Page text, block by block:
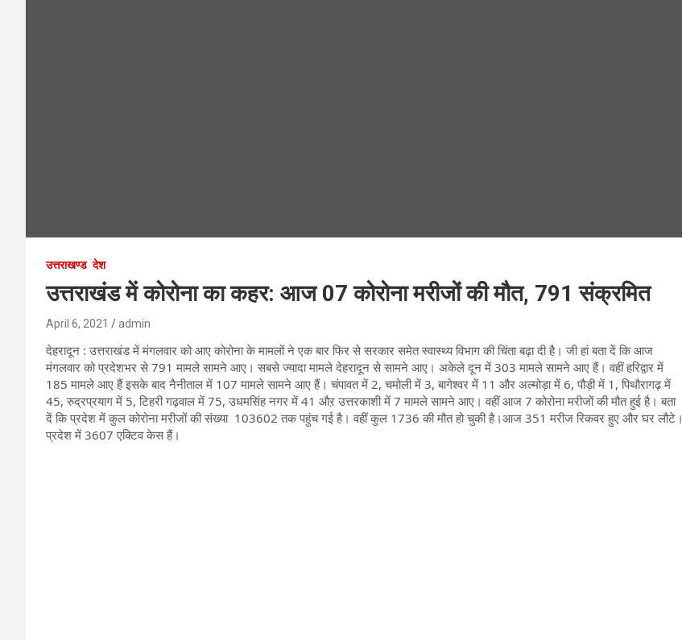
उत्तराखण्ड देश
उत्तराखंड में कोरोना का कहर: आज 07 कोरोना मरीजों की मौत, 791 संक्रमित
April 6, 2021 admin
देहरादून : उत्तराखंड में मंगलवार को आए कोरोना के मामलों ने एक बार फिर से सरकार समेत स्वास्थ्य विभाग की चिंता बढ़ा दी है। जी हां बता दें कि आज
मंगलवार को प्रदेशभर से 791 मामले सामने आए। सबसे ज्यादा मामले देहरादून से सामने आए। अकेले दून में 303 मामले सामने आए हैं। वहीं हरिद्वार में
185 मामले आए हैं इसके बाद नैनीताल में 107 मामले सामने आए हैं। चंपावत में 2, चमोली में 3, बागेश्वर में 11 और अल्मोड़ा में 6, पौड़ी में 1, पिथौरागढ़ में
45, रुद्रप्रयाग में 5, टिहरी गढ़वाल में 75, उधमसिंह नगर में 41 औऱ उत्तरकाशी में 7 मामले सामने आए। वहीं आज 7 कोरोना मरीजों की मौत हुई है। बता
दें कि प्रदेश में कुल कोरोना मरीजों की संख्या 103602 तक पहुंच गई है। वहीं कुल 1736 की मौत हो चुकी है।आज 351 मरीज रिकवर हुए और घर लौटे।
प्रदेश में 3607 एक्टिव केस हैं।